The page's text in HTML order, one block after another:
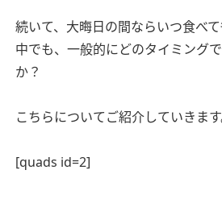
続いて、大晦日の間ならいつ食べ
中でも、一般的にどのタイミング
か？
こちらについてご紹介していきます
[quads id=2]